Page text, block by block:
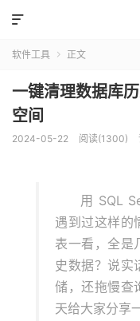

软件工具  正文
一键清理数据库
空间
2024-05-22 阅读(1300)
用 SQL
遇到过这样的
表一看，全是
史数据？说实
储，还拖慢查
天给大家分享